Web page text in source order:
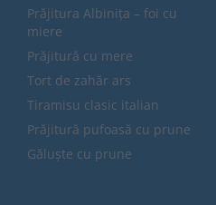
Prăjitura Albinița – foi cu
miere
Prăjitură cu mere
Tort de zahăr ars
Tiramisu clasic italian
Prăjitură pufoasă cu prune
Găluște cu prune